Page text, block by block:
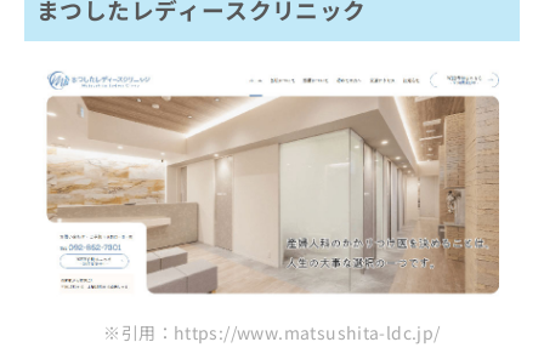
まつしたレディースクリニック
※引用：https://www.matsushita-ldc.jp/